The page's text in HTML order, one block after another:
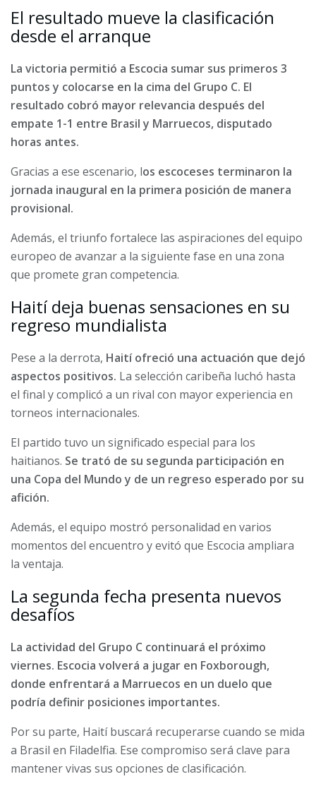
El resultado mueve la clasificación
desde el arranque
La victoria permitió a Escocia sumar sus primeros 3
puntos y colocarse en la cima del Grupo C. El
resultado cobró mayor relevancia después del
empate 1-1 entre Brasil y Marruecos, disputado
horas antes.
Gracias a ese escenario, los escoceses terminaron la
jornada inaugural en la primera posición de manera
provisional.
Además, el triunfo fortalece las aspiraciones del equipo
europeo de avanzar a la siguiente fase en una zona
que promete gran competencia.
Haití deja buenas sensaciones en su
regreso mundialista
Pese a la derrota, Haití ofreció una actuación que dejó
aspectos positivos. La selección caribeña luchó hasta
el final y complicó a un rival con mayor experiencia en
torneos internacionales.
El partido tuvo un significado especial para los
haitianos. Se trató de su segunda participación en
una Copa del Mundo y de un regreso esperado por su
afición.
Además, el equipo mostró personalidad en varios
momentos del encuentro y evitó que Escocia ampliara
la ventaja.
La segunda fecha presenta nuevos
desafíos
La actividad del Grupo C continuará el próximo
viernes. Escocia volverá a jugar en Foxborough,
donde enfrentará a Marruecos en un duelo que
podría definir posiciones importantes.
Por su parte, Haití buscará recuperarse cuando se mida
a Brasil en Filadelfia. Ese compromiso será clave para
mantener vivas sus opciones de clasificación.